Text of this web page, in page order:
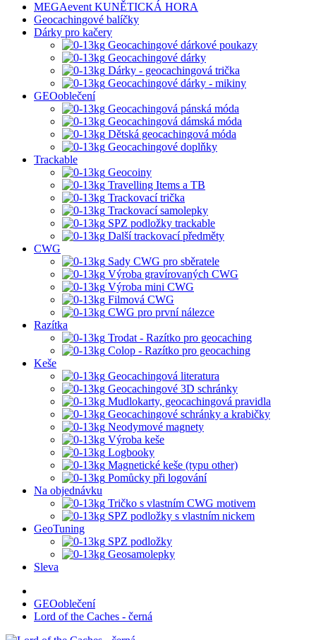
MEGAevent KUNĚTICKÁ HORA
Geocachingové balíčky
Dárky pro kačery
Geocachingové dárkové poukazy
Geocachingové dárky
Dárky - geocachingová trička
Geocachingové dárky - mikiny
GEOoblečení
Geocachingová pánská móda
Geocachingová dámská móda
Dětská geocachingová móda
Geocachingové doplňky
Trackable
Geocoiny
Travelling Items a TB
Trackovací trička
Trackovací samolepky
SPZ podložky trackable
Další trackovací předměty
CWG
Sady CWG pro sběratele
Výroba gravírovaných CWG
Výroba mini CWG
Filmová CWG
CWG pro první nálezce
Razítka
Trodat - Razítko pro geocaching
Colop - Razítko pro geocaching
Keše
Geocachingová literatura
Geocachingové 3D schránky
Mudlokarty, geocachingová pravidla
Geocachingové schránky a krabičky
Neodymové magnety
Výroba keše
Logbooky
Magnetické keše (typu other)
Pomůcky při logování
Na objednávku
Tričko s vlastním CWG motivem
SPZ podložky s vlastním nickem
GeoTuning
SPZ podložky
Geosamolepky
Sleva
GEOoblečení
Lord of the Caches - černá